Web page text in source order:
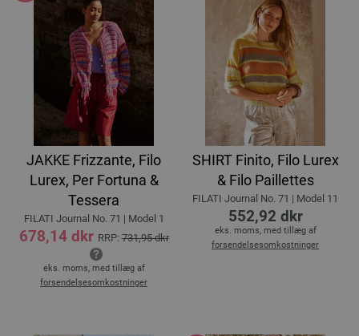
JAKKE Frizzante, Filo
Lurex, Per Fortuna &
Tessera
FILATI Journal No. 71 | Model 1
678,14 dkr RRP:731,95 dkr
eks. moms, med tillæg af
forsendelsesomkostninger
SHIRT Finito, Filo Lurex
& Filo Paillettes
FILATI Journal No. 71 | Model 11
552,92 dkr
eks. moms, med tillæg af
forsendelsesomkostninger